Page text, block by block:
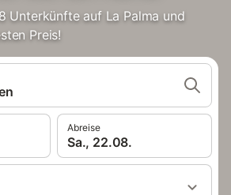
Unterkünfte auf La Palma und
Preis!
Abreise
Sa., 22.08.